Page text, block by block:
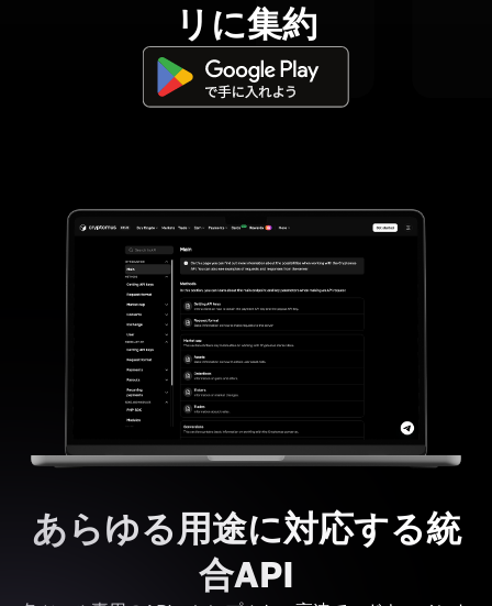
リに集約
あらゆる用途に対応する統
合API